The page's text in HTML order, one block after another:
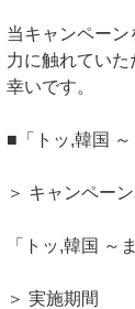
当キャンペー
力に触れてい
幸いです。
■「トッ,韓国
＞ キャンペー
「トッ,韓国 ～
＞ 実施期間